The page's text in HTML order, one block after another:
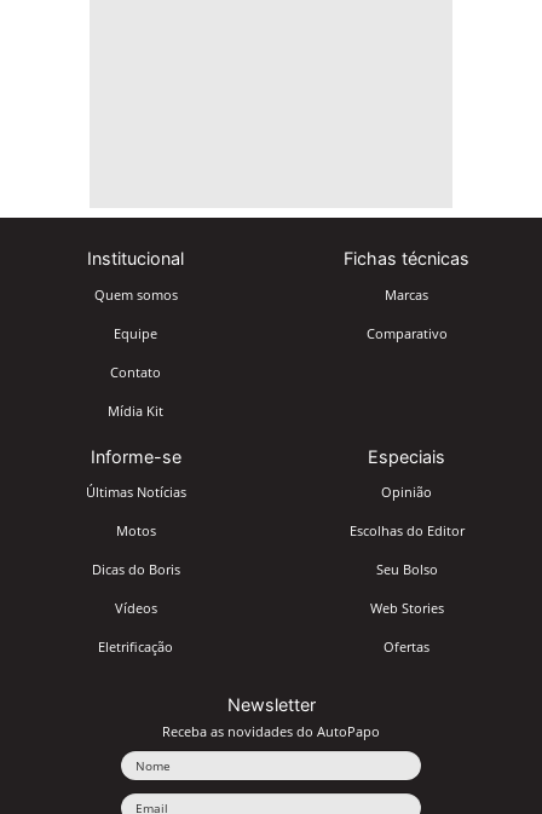
Institucional
Quem somos
Equipe
Contato
Mídia Kit
Fichas técnicas
Marcas
Comparativo
Informe-se
Últimas Notícias
Motos
Dicas do Boris
Vídeos
Eletrificação
Especiais
Opinião
Escolhas do Editor
Seu Bolso
Web Stories
Ofertas
Newsletter
Receba as novidades do AutoPapo